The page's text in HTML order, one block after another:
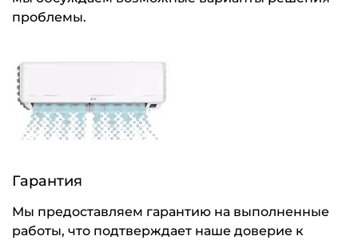
проблемы.
Гарантия
Мы предоставляем гарантию на выполненные
работы, что подтверждает наше доверие к